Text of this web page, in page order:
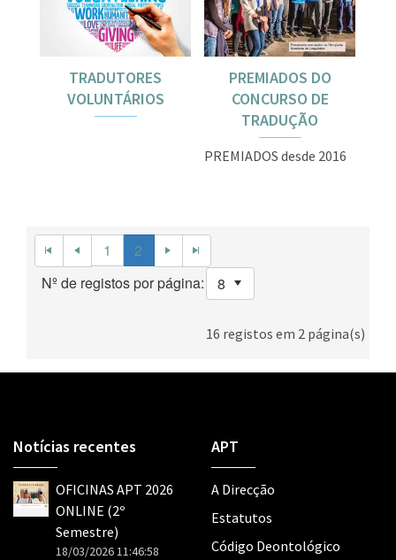
TRADUTORES
VOLUNTÁRIOS
PREMIADOS DO
CONCURSO DE
TRADUÇÃO
PREMIADOS desde 2016
1
2
Nº de registos por página:
16 registos em 2 página(s)
Notícias recentes
OFICINAS APT 2026
ONLINE (2º
Semestre)
18/03/2026 11:46:58
APT
A Direcção
Estatutos
Código Deontológico